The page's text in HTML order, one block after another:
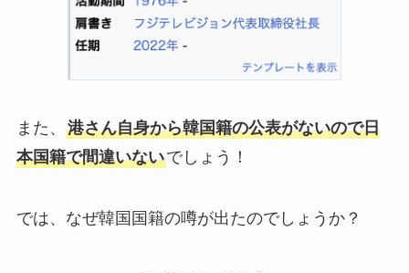
また、 港さん自身から韓国籍の公表がないので日
本国籍で間違いないでしょう！
では、なぜ韓国国籍の噂が出たのでしょうか？